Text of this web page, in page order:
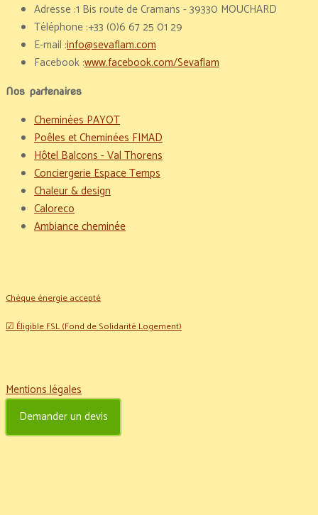
Adresse :1 Bis route de Cramans - 39330 MOUCHARD
Téléphone :+33 (0)6 67 25 01 29
E-mail :info@sevaflam.com
Facebook :www.facebook.com/Sevaflam
Nos partenaires
Cheminées PAYOT
Poêles et Cheminées FIMAD
Hôtel Balcons - Val Thorens
Conciergerie Espace Temps
Chaleur & design
Caloreco
Ambiance cheminée
Chèque énergie accepté
☑ Éligible FSL (Fond de Solidarité Logement)
Mentions légales
Demander un devis